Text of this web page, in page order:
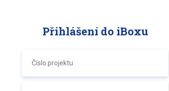
Přihlášení do iBoxu